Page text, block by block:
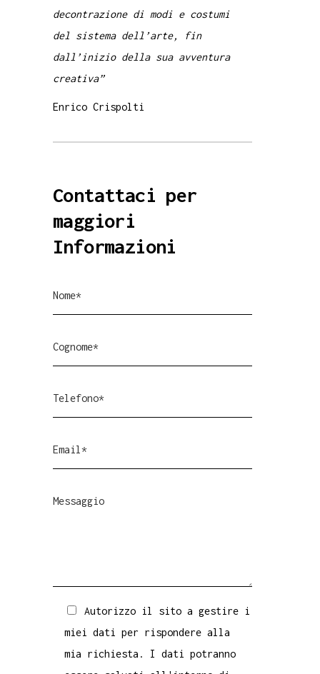
decontrazione di modi e costumi
del sistema dell’arte, fin
dall’inizio della sua avventura
creativa”
Enrico Crispolti
Contattaci per
maggiori
Informazioni
Autorizzo il sito a gestire i
miei dati per rispondere alla
mia richiesta. I dati potranno